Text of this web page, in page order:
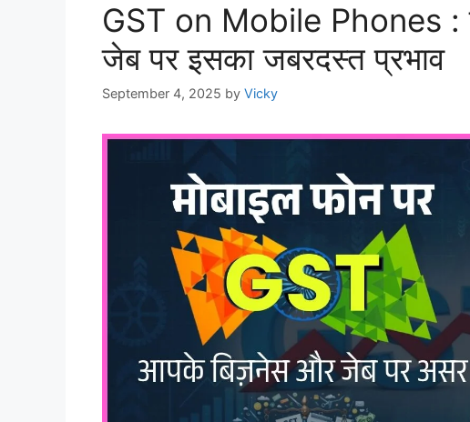
GST on Mobile Phones :
जेब पर इसका जबरदस्त प्रभाव
September 4, 2025 by Vicky